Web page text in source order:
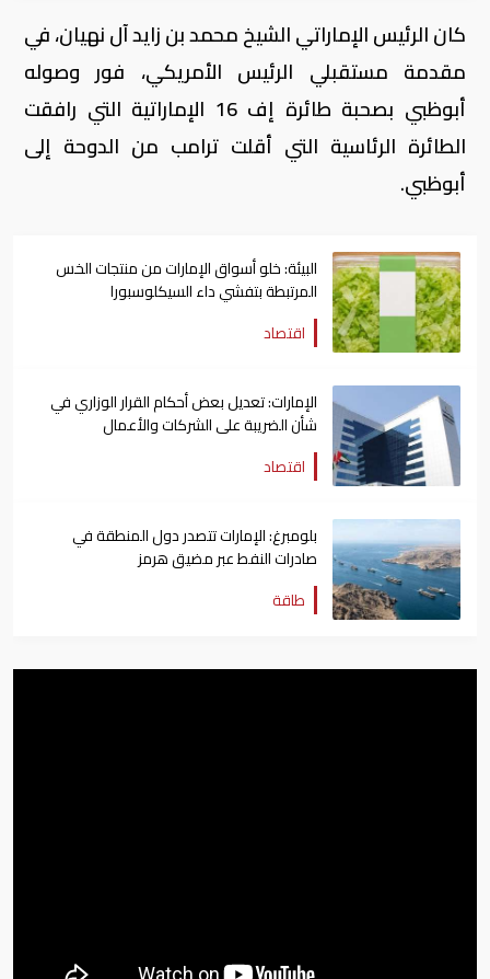
كان الرئيس الإماراتي الشيخ محمد بن زايد آل نهيان، في
مقدمة مستقبلي الرئيس الأمريكي، فور وصوله
أبوظبي بصحبة طائرة إف 16 الإماراتية التي رافقت
الطائرة الرئاسية التي أقلت ترامب من الدوحة إلى
أبوظبي.
البيئة: خلو أسواق الإمارات من منتجات الخس
المرتبطة بتفشي داء السيكلوسبورا
اقتصاد
الإمارات: تعديل بعض أحكام القرار الوزاري في
شأن الضريبة على الشركات والأعمال
اقتصاد
بلومبرغ: الإمارات تتصدر دول المنطقة في
صادرات النفط عبر مضيق هرمز
طاقة